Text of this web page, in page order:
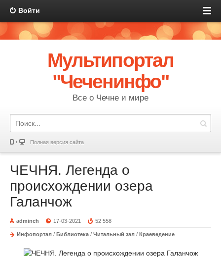
Войти
Мультипортал
"Чеченинфо"
Все о Чечне и мире
Полная версия сайта
ЧЕЧНЯ. Легенда о
происхождении озера
Галанчож
adminch 17-03-2021 52 558
Инфопортал / Библиотека / Читальный зал / Краеведение